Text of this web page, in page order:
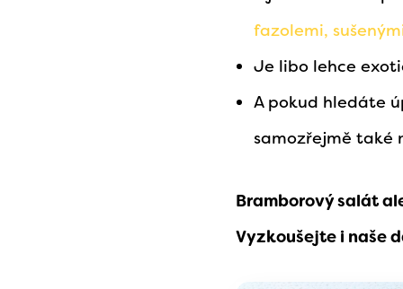
fazolemi,
Je libo lehce
A pokud hledáte
samozřejmě také
Bramborový salát
Vyzkoušejte i naše